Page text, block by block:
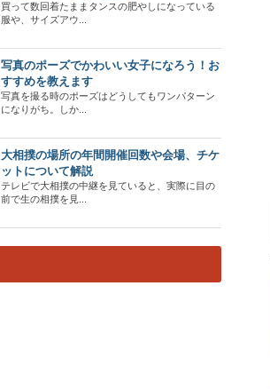
買って数回着たままタンスの肥やしになっている
服や、サイズアウ...
写真のポーズでかわいい女子になろう！お
すすめを教えます
写真を撮る時のポーズはどうしてもワンパターン
になりがち。しか...
大相撲の場所の年間開催回数や会場、チケ
ットについて解説
テレビで大相撲の中継を見ていると、実際に目の
前で生の相撲を見...